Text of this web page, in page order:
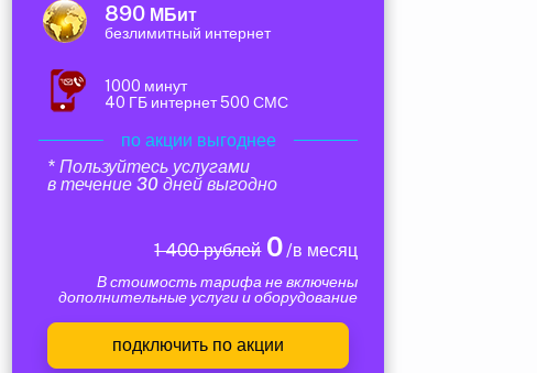
890 МБит
безлимитный интернет
1000 минут
40 ГБ интернет 500 СМС
по акции выгоднее
* Пользуйтесь услугами
в течение 30 дней выгодно
1 400 рублей0/в месяц
В стоимость тарифа не включены
дополнительные услуги и оборудование
подключить по акции